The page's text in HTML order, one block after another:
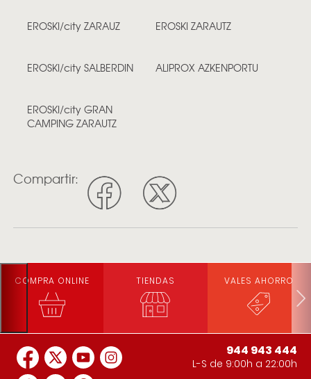
EROSKI/city ZARAUZ EROSKI ZARAUTZ
EROSKI/city SALBERDIN ALIPROX AZKENPORTU
EROSKI/city GRAN
CAMPING ZARAUTZ
Compartir:
COMPRA ONLINE TIENDAS VALES AHORRO
944 943 444
L-S de 9:00h a 22:00h